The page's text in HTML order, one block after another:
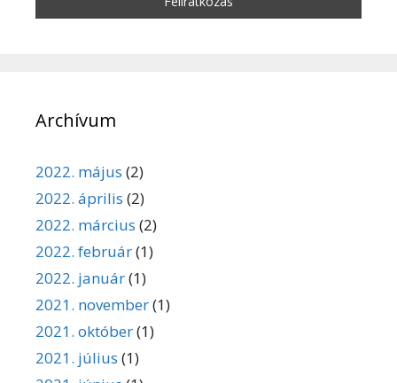
Archívum
2022. május (2)
2022. április (2)
2022. március (2)
2022. február(1)
2022. január(1)
2021. november(1)
2021. október(1)
2021. július (1)